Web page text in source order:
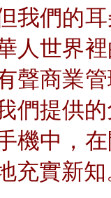
我們的
人世界
聲商業
們提供
機中，
充實新